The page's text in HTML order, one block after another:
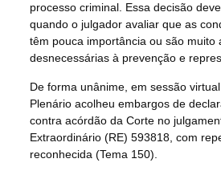
processo criminal. Essa decisão
quando o julgador avaliar que as
têm pouca importância ou são muito
desnecessárias à prevenção e
De forma unânime, em sessão
Plenário acolheu embargos de
contra acórdão da Corte no
Extraordinário (RE) 593818, com
reconhecida (Tema 150).